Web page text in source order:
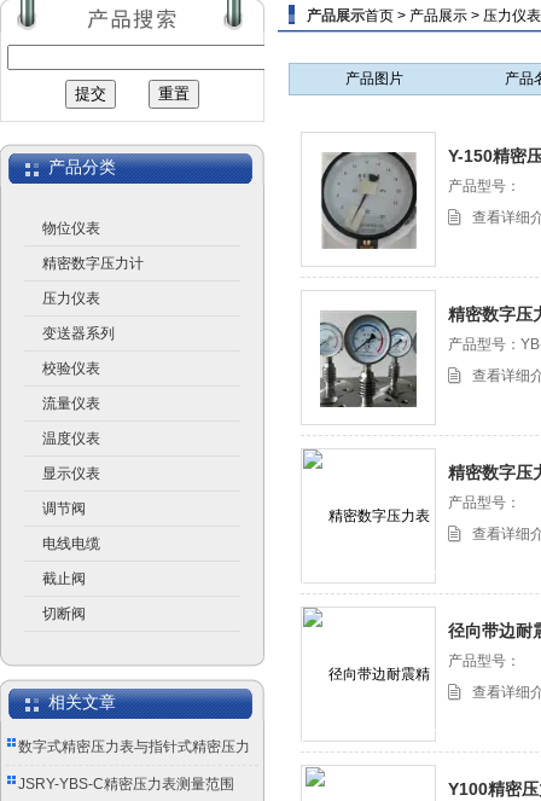
江苏润仪仪表有限公司
产品分类
物位仪表
精密数字压力计
压力仪表
变送器系列
校验仪表
流量仪表
温度仪表
显示仪表
调节阀
电线电缆
截止阀
切断阀
相关文章
数字式精密压力表与指针式精密压力
表有何区别
JSRY-YBS-C精密压力表测量范围
产品展示首页 > 产品展示 > 压力仪表
产品图片 产品
Y-150精密
产品型号：
查看详细
精密数字压
产品型号：
查看详细
精密数字压
产品型号：
查看详细
径向带边耐
产品型号：
查看详细
Y100精密